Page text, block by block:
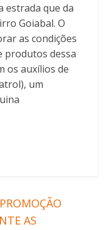
estrada que da
Goiabal. O
as condições
produtos dessa
os auxílios de
um
AS